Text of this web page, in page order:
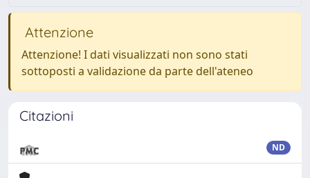
Attenzione
Attenzione! I dati visualizzati non sono stati
sottoposti a validazione da parte dell'ateneo
Citazioni
ND